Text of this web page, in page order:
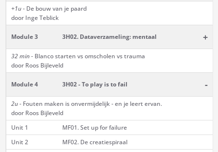
+1u- De bouw van je paard
door Inge Teblick
Module 3 3H02. Dataverzameling: mentaal +
32 min -Blanco starten vs omscholen vs trauma
door Roos Bijleveld
Module 4 3H02 - To play is to fail -
2u -Fouten maken is onvermijdelijk - en je leert ervan.
door Roos Bijleveld
Unit 1
MF01. Set up for failure
Unit 2
MF02. De creatiespiraal